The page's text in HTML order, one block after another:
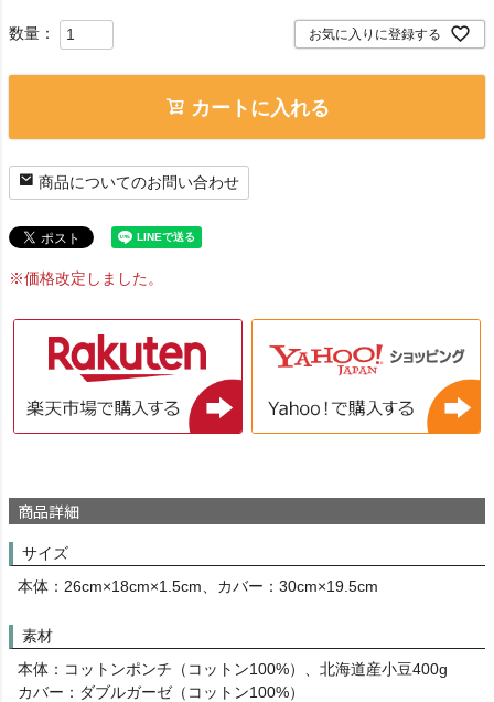
お気に入りに登録する
カートに入れる
商品についてのお問い合わせ
※価格改定しました。
商品詳細
サイズ
本体：26cm×18cm×1.5cm、カバー：30cm×19.5cm
素材
本体：コットンポンチ（コットン100%）、北海道産小豆400g
カバー：ダブルガーゼ（コットン100%）